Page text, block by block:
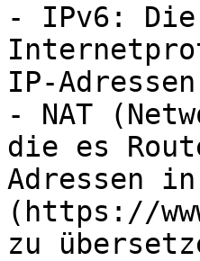
- IPv6: Die
IP-
- NAT
die es
Adressen
(https://
zu